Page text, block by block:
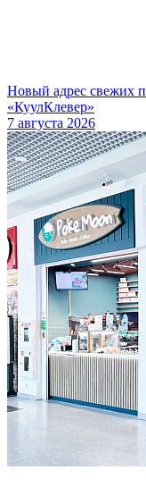
Новый адрес свежих
«КуулКлевер»
7 августа 2026